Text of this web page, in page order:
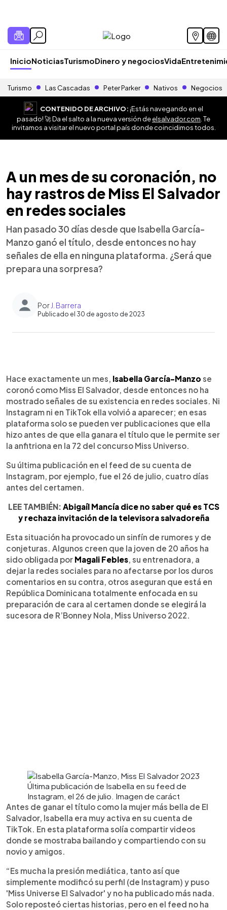
InicioNoticiasTurismoDinero y negociosVida
Turismo Las Cascadas Peter Parker Nativos Negocios
CONTENIDO DE ARCHIVO:¡Estás navegando en el
pasado! 🚀 Da el salto a la nueva versión deelsalvador.com . Te
invitamos a visitar el nuevo portal país donde coincidimos todos.
A un mes de su coronación, no
hay rastros de Miss El Salvador
en redes sociales
Han pasado 30 días desde que Isabella García-
Manzo ganó el título, desde entonces no hay
señales de ella en ninguna plataforma. ¿Será que
prepara una sorpresa?
Por J. Barrera
Publicado el 30 de agosto de 2023
Escuchar artículo
Hace exactamente un mes, Isabella García-Manzo se
coronó como Miss El Salvador, desde entonces no ha
mostrado señales de su existencia en redes sociales. Ni
Instagram ni en TikTok ella volvió a aparecer; en esas
plataforma solo se pueden ver publicaciones que ella
hizo antes de que ella ganara el título que le permite ser
la anfitriona en la 72 del concurso Miss Universo.
Su última publicación en el feed de su cuenta de
Instagram, por ejemplo, fue el 26 de julio, cuatro días
antes del certamen.
LEE TAMBIÉN: Abigaíl Mancía dice no saber qué es TCS
y rechaza invitación de la televisora salvadoreña
Esta situación ha provocado un sinfín de rumores y de
conjeturas. Algunos creen que la joven de 20 años ha
sido obligada por Magali Febles, su entrenadora, a
dejar la redes sociales para no afectarse por los duros
comentarios en su contra, otros aseguran que está en
República Dominicana totalmente enfocada en su
preparación de cara al certamen donde se elegirá la
sucesora de R’Bonney Nola, Miss Universo 2022.
Última publicación de Isabella en su feed de
Instagram, el 26 de julio. Imagen de caráct
Antes de ganar el título como la mujer más bella de El
Salvador, Isabella era muy activa en su cuenta de
TikTok. En esta plataforma solía compartir videos
donde se mostraba bailando y compartiendo con su
novio y amigos.
“Es mucha la presión mediática, tanto así que
simplemente modificó su perfil (de Instagram) y puso
'Miss Universe El Salvador' y no ha publicado más nada.
Solo reposteó ciertas historias, pero en el feed no ha